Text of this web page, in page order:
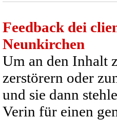
Feedback dei
Neunkirchen
Um an den Inhalt
zerstörern oder
und sie dann
Verin für einen